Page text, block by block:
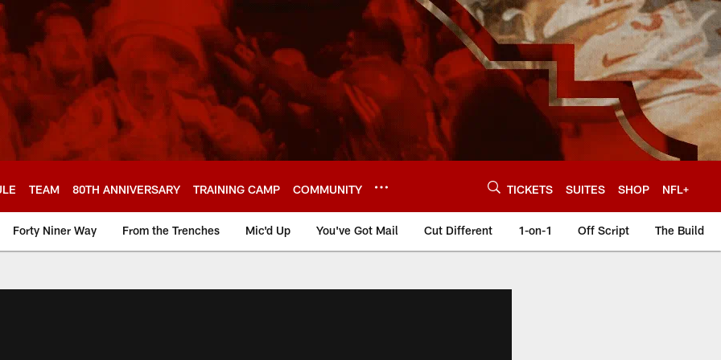
TEAM 80TH ANNIVERSARY TRAINING CAMP COMMUNITY TICKETS SUITES SHOP NFL+
Forty Niner Way From the Trenches Mic'd Up You've Got Mail Cut Different 1-on-1 Off Script The Build